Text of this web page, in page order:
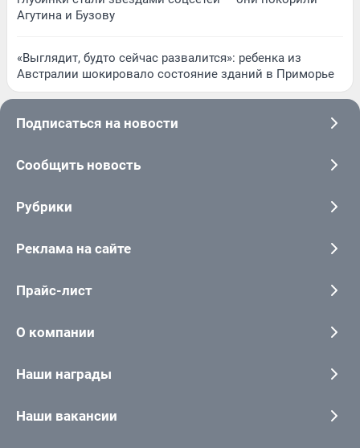
Агутина и Бузову
«Выглядит, будто сейчас развалится»: ребенка из
Австралии шокировало состояние зданий в Приморье
Подписаться на новости
Сообщить новость
Рубрики
Реклама на сайте
Прайс-лист
О компании
Наши награды
Наши вакансии